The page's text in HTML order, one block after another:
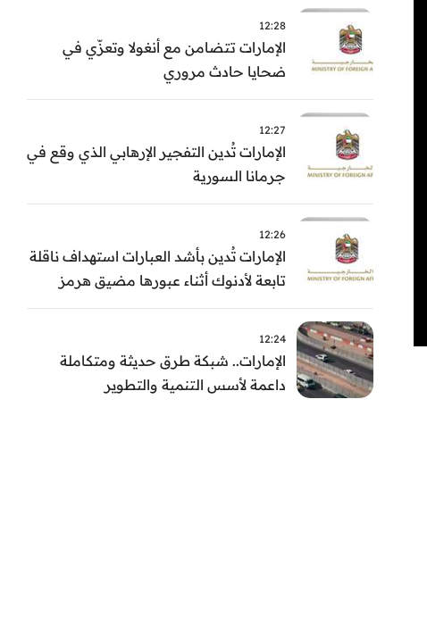
12:28
الإمارات تتضامن مع أنغولا وتعزّي في
ضحايا حادث مروري
12:27
الإمارات تُدين التفجير الإرهابي الذي وقع في
جرمانا السورية
12:26
الإمارات تُدين بأشد العبارات استهداف ناقلة
تابعة لأدنوك أثناء عبورها مضيق هرمز
12:24
الإمارات.. شبكة طرق حديثة ومتكاملة
داعمة لأسس التنمية والتطوير